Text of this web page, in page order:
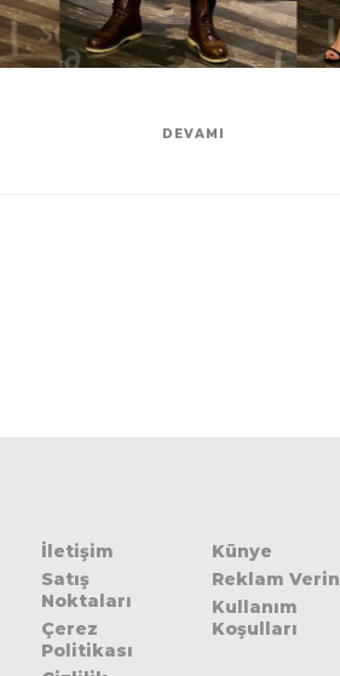
DEVAMI
İletişim
Satış
Noktaları
Çerez
Politikası
Künye
Reklam Verin
Kullanım
Koşulları